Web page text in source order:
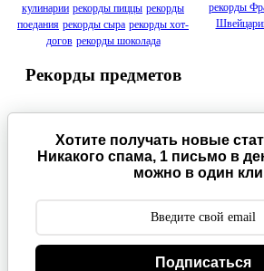
кулинарии рекорды пиццы рекорды
поедания рекорды сыра рекорды хот-
догов рекорды шоколада
Рекорды предметов
рекорды
Хотите получать новые
Никакого спама, 1 письмо в
можно в один
Подписаться